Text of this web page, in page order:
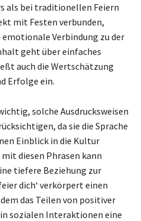
als bei traditionellen Feiern
mit Festen verbunden,
Verbindung zu der
geht über einfaches
auch die Wertschätzung
Erfolge ein.
solche Ausdrucksweisen
da sie die Sprache
Einblick in die Kultur
diesen Phrasen kann
tiefere Beziehung zur
dich‘ verkörpert einen
das Teilen von positiver
sozialen Interaktionen eine